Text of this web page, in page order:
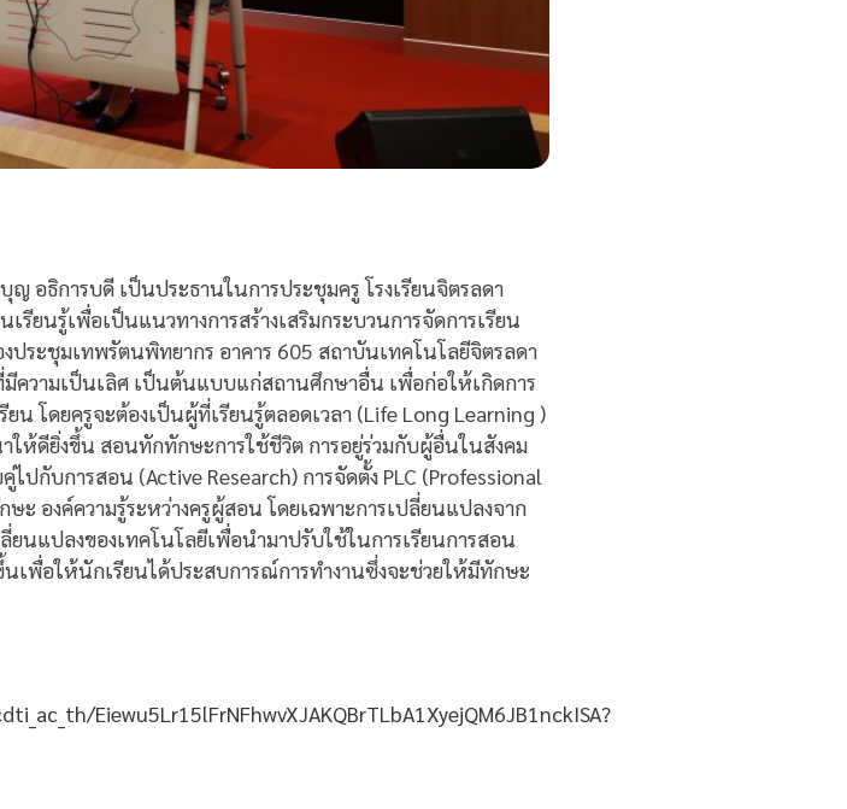
ธิการบดี เป็นประธานในการประชุมครู โรงเรียนจิตรลดา
ยนรู้เพื่อเป็นแนวทางการสร้างเสริมกระบวนการจัดการเรียน
ระชุมเทพรัตนพิทยากร อาคาร 605 สถาบันเทคโนโลยีจิตรลดา
ความเป็นเลิศ เป็นต้นแบบแก่สถานศึกษาอื่น เพื่อก่อให้เกิดการ
โดยครูจะต้องเป็นผู้ที่เรียนรู้ตลอดเวลา (Life Long Learning )
ห้ดียิ่งขึ้น สอนทักทักษะการใช้ชีวิต การอยู่ร่วมกับผู้อื่นในสังคม
ไปกับการสอน (Active Research) การจัดตั้ง PLC (Professional
องค์ความรู้ระหว่างครูผู้สอน โดยเฉพาะการเปลี่ยนแปลงจาก
นแปลงของเทคโนโลยีเพื่อนำมาปรับใช้ในการเรียนการสอน
เพื่อให้นักเรียนได้ประสบการณ์การทำงานซึ่งจะช่วยให้มีทักษะ
Eiewu5Lr15lFrNFhwvXJAKQBrTLbA1XyejQM6JB1nckISA?